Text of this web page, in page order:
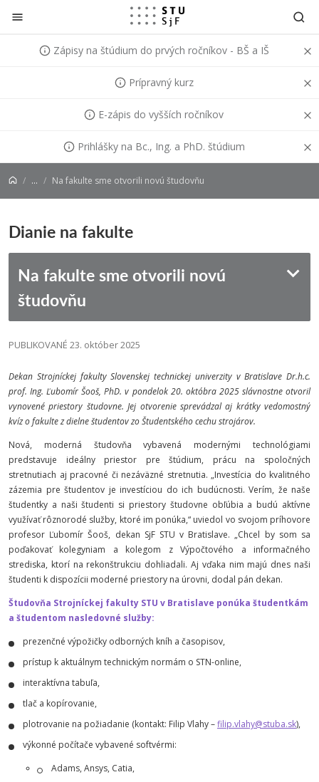
Prejsť na obsah
Zápisy na štúdium do prvých ročníkov - BŠ a IŠ
Prípravný kurz
E-zápis do vyšších ročníkov
Prihlášky na Bc., Ing. a PhD. štúdium
... Na fakulte sme otvorili novú študovňu
Dianie na fakulte
Na fakulte sme otvorili novú
študovňu
PUBLIKOVANÉ 23. október 2025
Dekan Strojníckej fakulty Slovenskej technickej univerzity v Bratislave Dr.h.c.
prof. Ing. Ľubomír Šooš, PhD. v pondelok 20. októbra 2025 slávnostne otvoril
vynovené priestory študovne. Jej otvorenie sprevádzal aj krátky vedomostný
kvíz o fakulte z dielne študentov zo Študentského cechu strojárov.
Nová, moderná študovňa vybavená modernými technológiami
predstavuje ideálny priestor pre štúdium, prácu na spoločných
stretnutiach aj pracovné či nezáväzné stretnutia. „Investícia do kvalitného
zázemia pre študentov je investíciou do ich budúcnosti. Verím, že naše
študentky a naši študenti si priestory študovne obľúbia a budú aktívne
využívať rôznorodé služby, ktoré im ponúka,“ uviedol vo svojom príhovore
profesor Ľubomír Šooš, dekan SjF STU v Bratislave. „Chcel by som sa
poďakovať kolegyniam a kolegom z Výpočtového a informačného
strediska, ktorí na rekonštrukciu dohliadali. Aj vďaka nim majú dnes naši
študenti k dispozícii moderné priestory na úrovni, dodal pán dekan.
Študovňa Strojníckej fakulty STU v Bratislave ponúka študentkám
a študentom nasledovné služby:
prezenčné výpožičky odborných kníh a časopisov,
prístup k aktuálnym technickým normám o STN-online,
interaktívna tabuľa,
tlač a kopírovanie,
plotrovanie na požiadanie (kontakt: Filip Vlahy –filip.vlahy@stuba.sk),
výkonné počítače vybavené softvérmi:
Adams, Ansys, Catia,